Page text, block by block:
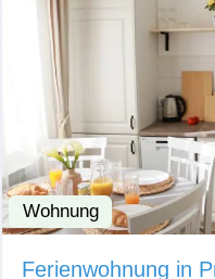
Wohnung
Ferienwohnung in